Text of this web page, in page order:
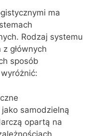
ma
Rodzaj systemu
głównych
sposób
samodzielną
opartą na